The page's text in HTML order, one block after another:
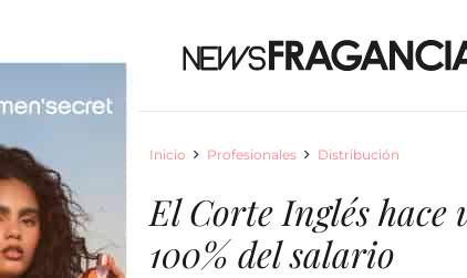
Inicio Profesionales Distribución
El Corte Inglés
100% del salario